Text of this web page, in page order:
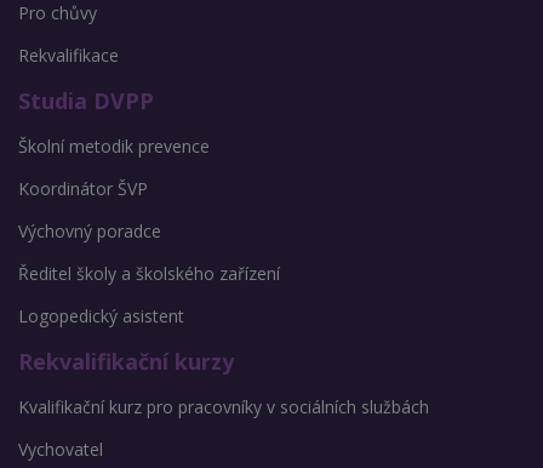
Pro chůvy
Rekvalifikace
Studia DVPP
Školní metodik prevence
Koordinátor ŠVP
Výchovný poradce
Ředitel školy a školského zařízení
Logopedický asistent
Rekvalifikační kurzy
Kvalifikační kurz pro pracovníky v sociálních službách
Vychovatel